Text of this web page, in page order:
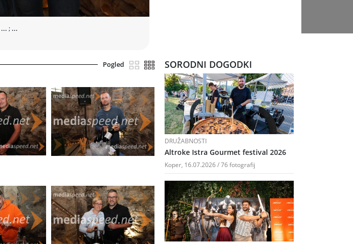
... ; ...
Pogled SORODNI DOGODKI
DRUŽABNOSTI
Altroke Istra Gourmet festival 2026
Koper, 16.07.2026 / 76 fotografij